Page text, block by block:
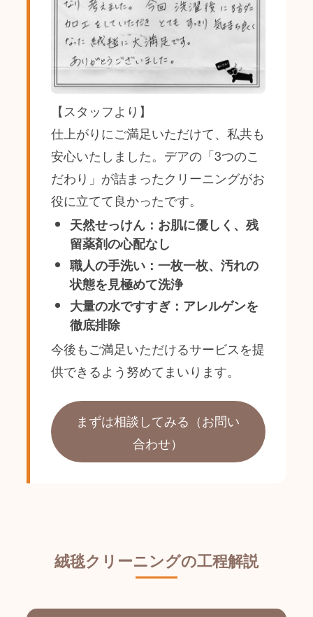
【スタッフより】
仕上がりにご満足いただけて、私共も
安心いたしました。デアの「3つのこ
だわり」が詰まったクリーニングがお
役に立てて良かったです。
天然せっけん：お肌に優しく、残
留薬剤の心配なし
職人の手洗い：一枚一枚、汚れの
状態を見極めて洗浄
大量の水ですすぎ：アレルゲンを
徹底排除
今後もご満足いただけるサービスを提
供できるよう努めてまいります。
まずは相談してみる（お問い
合わせ）
絨毯クリーニングの工程解説